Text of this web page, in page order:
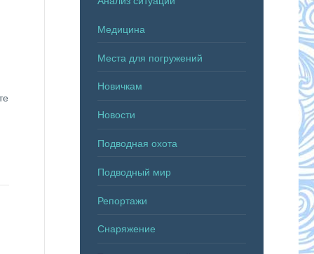
Медицина
Места для погружений
Новичкам
Новости
Подводная охота
Подводный мир
Репортажи
Снаряжение